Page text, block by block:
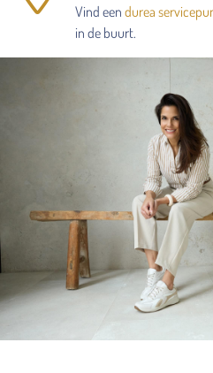
Vind een durea
in de buurt.